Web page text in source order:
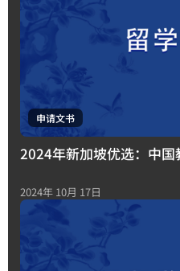
申请文书
2024年新加坡优选：中
2024年 10月 17日